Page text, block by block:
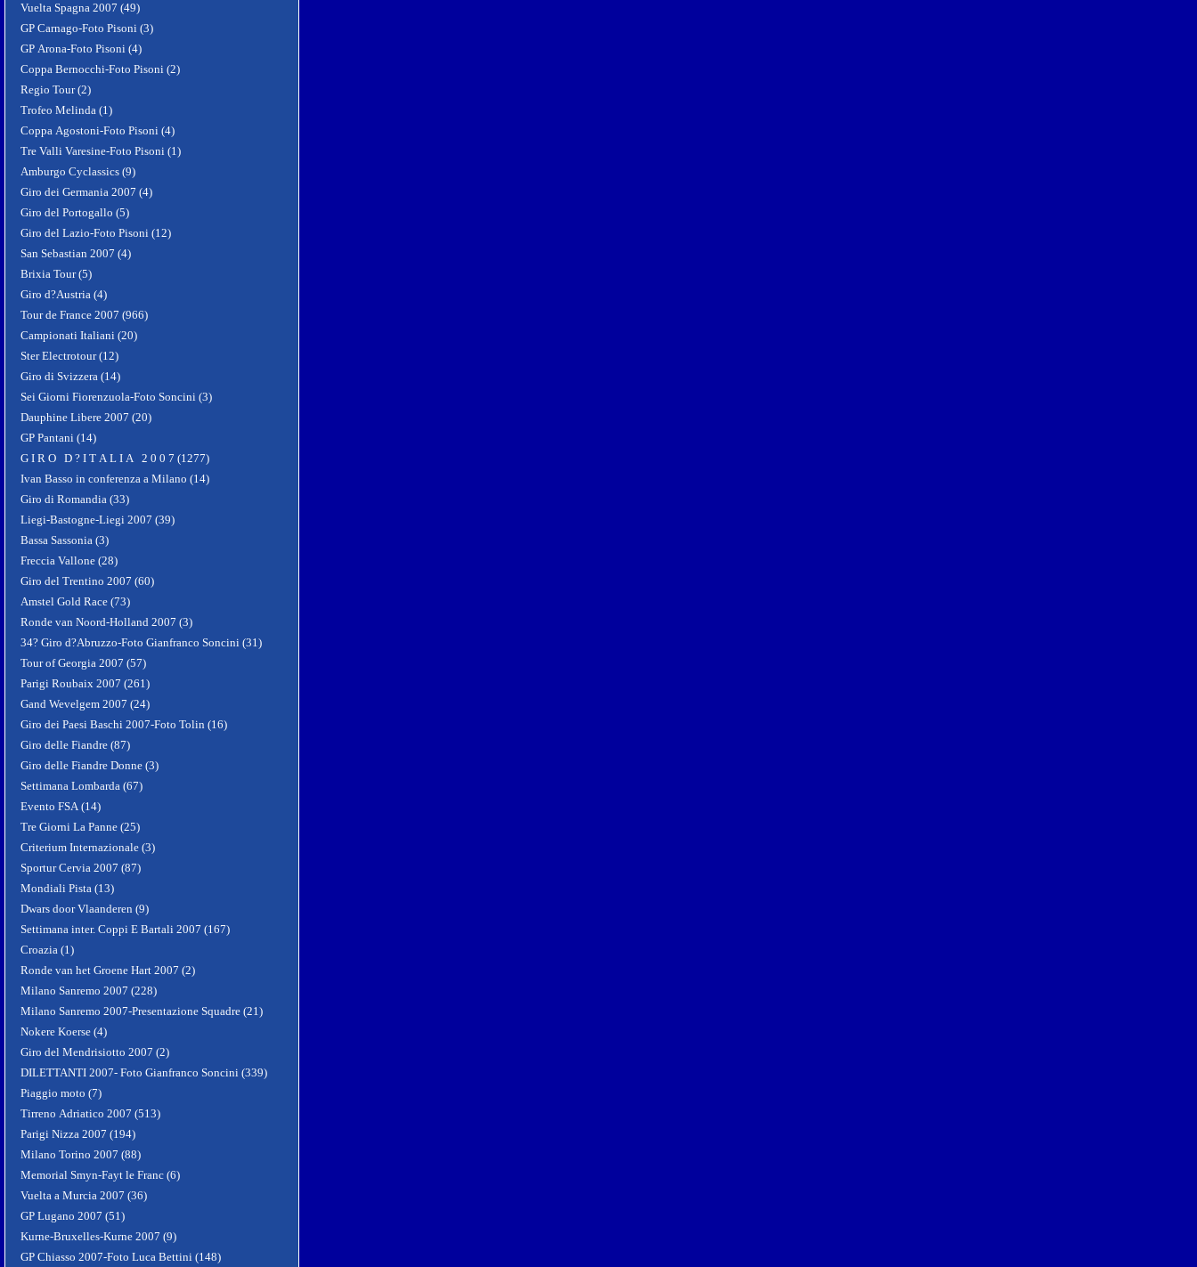
Vuelta Spagna 2007 (49)
GP Carnago-Foto Pisoni (3)
GP Arona-Foto Pisoni (4)
Coppa Bernocchi-Foto Pisoni (2)
Regio Tour (2)
Trofeo Melinda (1)
Coppa Agostoni-Foto Pisoni (4)
Tre Valli Varesine-Foto Pisoni (1)
Amburgo Cyclassics (9)
Giro dei Germania 2007 (4)
Giro del Portogallo (5)
Giro del Lazio-Foto Pisoni (12)
San Sebastian 2007 (4)
Brixia Tour (5)
Giro d?Austria (4)
Tour de France 2007 (966)
Campionati Italiani (20)
Ster Electrotour (12)
Giro di Svizzera (14)
Sei Giorni Fiorenzuola-Foto Soncini (3)
Dauphine Libere 2007 (20)
GP Pantani (14)
G I R O D ? I T A L I A 2 0 0 7 (1277)
Ivan Basso in conferenza a Milano (14)
Giro di Romandia (33)
Liegi-Bastogne-Liegi 2007 (39)
Bassa Sassonia (3)
Freccia Vallone (28)
Giro del Trentino 2007 (60)
Amstel Gold Race (73)
Ronde van Noord-Holland 2007 (3)
34? Giro d?Abruzzo-Foto Gianfranco Soncini (31)
Tour of Georgia 2007 (57)
Parigi Roubaix 2007 (261)
Gand Wevelgem 2007 (24)
Giro dei Paesi Baschi 2007-Foto Tolin (16)
Giro delle Fiandre (87)
Giro delle Fiandre Donne (3)
Settimana Lombarda (67)
Evento FSA (14)
Tre Giorni La Panne (25)
Criterium Internazionale (3)
Sportur Cervia 2007 (87)
Mondiali Pista (13)
Dwars door Vlaanderen (9)
Settimana inter. Coppi E Bartali 2007 (167)
Croazia (1)
Ronde van het Groene Hart 2007 (2)
Milano Sanremo 2007 (228)
Milano Sanremo 2007-Presentazione Squadre (21)
Nokere Koerse (4)
Giro del Mendrisiotto 2007 (2)
DILETTANTI 2007- Foto Gianfranco Soncini (339)
Piaggio moto (7)
Tirreno Adriatico 2007 (513)
Parigi Nizza 2007 (194)
Milano Torino 2007 (88)
Memorial Smyn-Fayt le Franc (6)
Vuelta a Murcia 2007 (36)
GP Lugano 2007 (51)
Kurne-Bruxelles-Kurne 2007 (9)
GP Chiasso 2007-Foto Luca Bettini (148)